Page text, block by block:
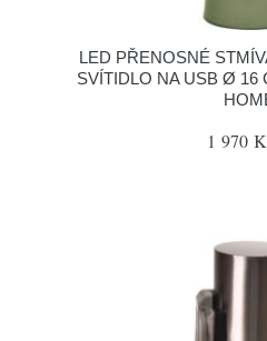
LED PŘENOSNÉ
SVÍTIDLO NA USB Ø 16
1 970